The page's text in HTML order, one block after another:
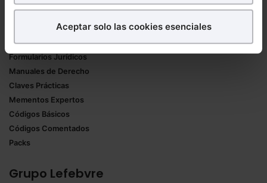
¿Qué puedes hacer?
experiencia en la web sea óptima
todas las cookies excepto aquellas imprescindibles.
seleccionar solo aquellas que quieras permitir en tu
navegador. Si no seleccionas ninguna utilizaremos
Aceptar solo las cookies esenciales
Mementos
Formularios Jurídicos
Manuales de Derecho
Claves Prácticas
Mementos Expertos
Códigos Básicos
Códigos Comentados
Packs
Grupo Lefebvre